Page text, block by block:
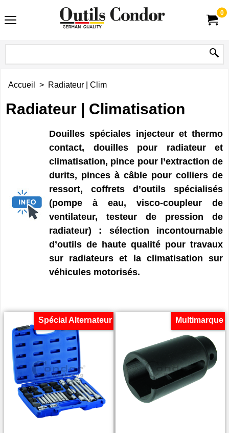
0
Accueil > Radiateur | Clim
Radiateur | Climatisation
Douilles spéciales injecteur et thermo
contact, douilles pour radiateur et
climatisation, pince pour l’extraction de
durits, pinces à câble pour colliers de
ressort, coffrets d’outils spécialisés
(pompe à eau, visco-coupleur de
ventilateur, testeur de pression de
radiateur) : sélection incontournable
d’outils de haute qualité pour travaux
sur radiateurs et la climatisation sur
véhicules motorisés.
Spécial Alternateur Multimarque